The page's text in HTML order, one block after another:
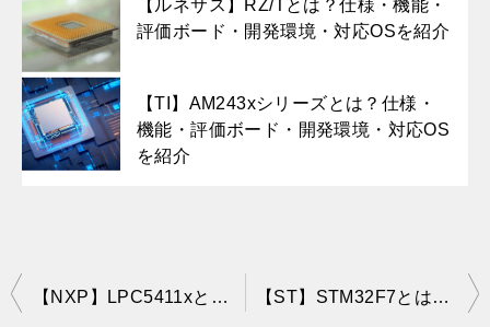
【ルネサス】RZ/Tとは？仕様・機能・
評価ボード・開発環境・対応OSを紹介
【TI】AM243xシリーズとは？仕様・
機能・評価ボード・開発環境・対応OS
を紹介
投
【NXP】LPC5411xとは？仕様・機能・評価ボード・開発環境・対応OSを紹介 【ST】STM32F7とは？仕様・機能・評価ボード・開発環境・対応OSを紹介